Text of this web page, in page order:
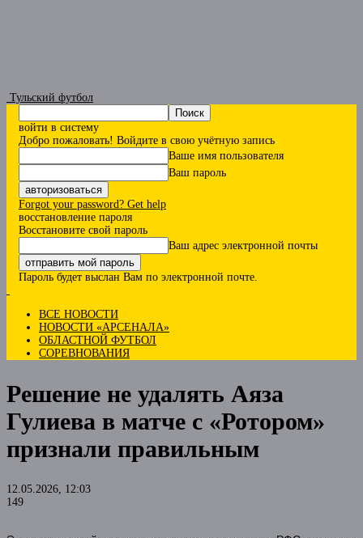
Тульский футбол
войти в систему
Добро пожаловать! Войдите в свою учётную запись
Ваше имя пользователя
Ваш пароль
Forgot your password? Get help
восстановление пароля
Восстановите свой пароль
Ваш адрес электронной почты
Пароль будет выслан Вам по электронной почте.
ВСЕ НОВОСТИ
НОВОСТИ «АРСЕНАЛА»
ОБЛАСТНОЙ ФУТБОЛ
СОРЕВНОВАНИЯ
Решение не удалять Аяза
Гулиева в матче с «Ротором»
признали правильным
12.05.2026, 12:03
149